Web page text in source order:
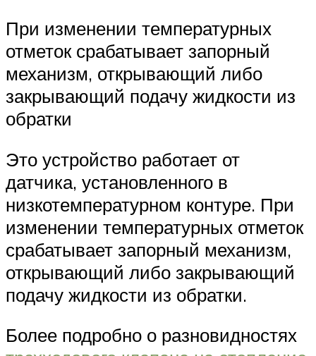
При изменении температурных
отметок срабатывает запорный
механизм, открывающий либо
закрывающий подачу жидкости из
обратки
Это устройство работает от
датчика, установленного в
низкотемпературном контуре. При
изменении температурных отметок
срабатывает запорный механизм,
открывающий либо закрывающий
подачу жидкости из обратки.
Более подробно о разновидностях